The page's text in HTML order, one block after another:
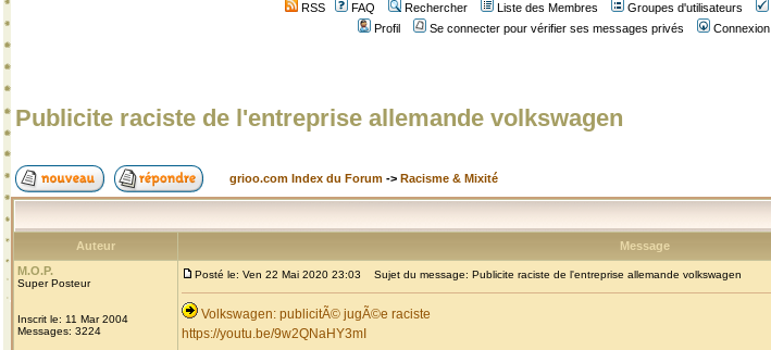
RSS FAQ Rechercher Liste des Membres Groupes d'utilisateurs
Profil
Se connecter pour vérifier ses messages privés Connexion
Publicite raciste de l'entreprise allemande volkswagen
grioo.com Index du Forum -> Racisme & Mixité
Auteur
Message
M.O.P.
Super Posteur
Inscrit le: 11 Mar 2004
Messages: 3224
Posté le: Ven 22 Mai 2020 23:03 Sujet du message: Publicite raciste de l'entreprise allemande volkswagen
Volkswagen: publicitÃ© jugÃ©e raciste
https://youtu.be/9w2QNaHY3mI